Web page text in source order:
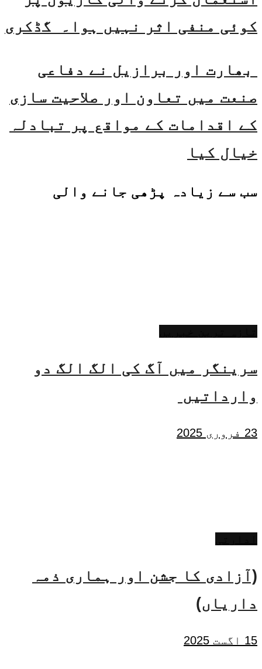
کوئی منفی اثر نہیں ہوا۔ گڈکری
بھارت اور برازیل نے دفاعی
صنعت میں تعاون اور صلاحیت سازی
کے اقدامات کے مواقع پر تبادلہ
خیال کیا
سب سے زیادہ پڑھی جانے والی
سرینگر میں آگ کی الگ الگ دو
وارداتیں
23 فروری 2025
(آزادی کا جشن اور ہماری ذمہ
داریاں)
15 اگست 2025